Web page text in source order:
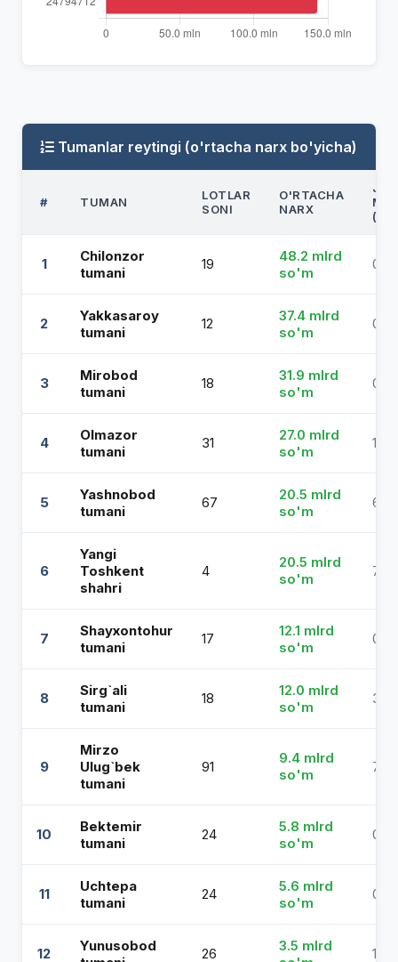
Tumanlar reytingi (o'rtacha narx bo'yicha)
# TUMAN
LOTLAR
SONI
O'RTACHA
NARX
1
Chilonzor
tumani
19
48.2 mlrd
so'm
2
Yakkasaroy
tumani
12
37.4 mlrd
so'm
3
Mirobod
tumani
18
31.9 mlrd
so'm
4
Olmazor
tumani
31
27.0 mlrd
so'm
5
Yashnobod
tumani
67
20.5 mlrd
so'm
6
Yangi
Toshkent
shahri
4
20.5 mlrd
so'm
7
Shayxontohur
tumani
17
12.1 mlrd
so'm
8
Sirg`ali
tumani
18
12.0 mlrd
so'm
9
Mirzo
Ulug`bek
tumani
91
9.4 mlrd
so'm
10
Bektemir
tumani
24
5.8 mlrd
so'm
11
Uchtepa
tumani
24
5.6 mlrd
so'm
12
Yunusobod
26
3.5 mlrd